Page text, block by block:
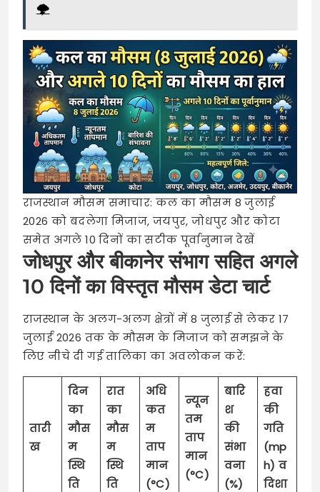
🌩️
राजस्थान मौसम समाचार: कल का मौसम 8 जुलाई
2026 को बदलेगा मिजाज, जयपुर, जोधपुर और कोटा
समेत अगले 10 दिनों का सटीक पूर्वानुमान देखें
जोधपुर और बीकानेर संभाग सहित अगले
10 दिनों का विस्तृत मौसम डेटा चार्ट
राजस्थान के अलग-अलग क्षेत्रों में 8 जुलाई से लेकर 17
जुलाई 2026 तक के मौसम के मिजाज को समझने के
लिए नीचे दी गई तालिका का अवलोकन करें:
तारी
ख
दिन
का
मौस
म
स्थि
ति
रात
का
मौस
म
स्थि
ति
अधि
कत
म
ताप
मान
(°C)
न्यून
तम
ताप
मान
(°C)
बारि
श
की
संभा
वना
(%)
हवा
की
गति
(mp
h) व
दिशा